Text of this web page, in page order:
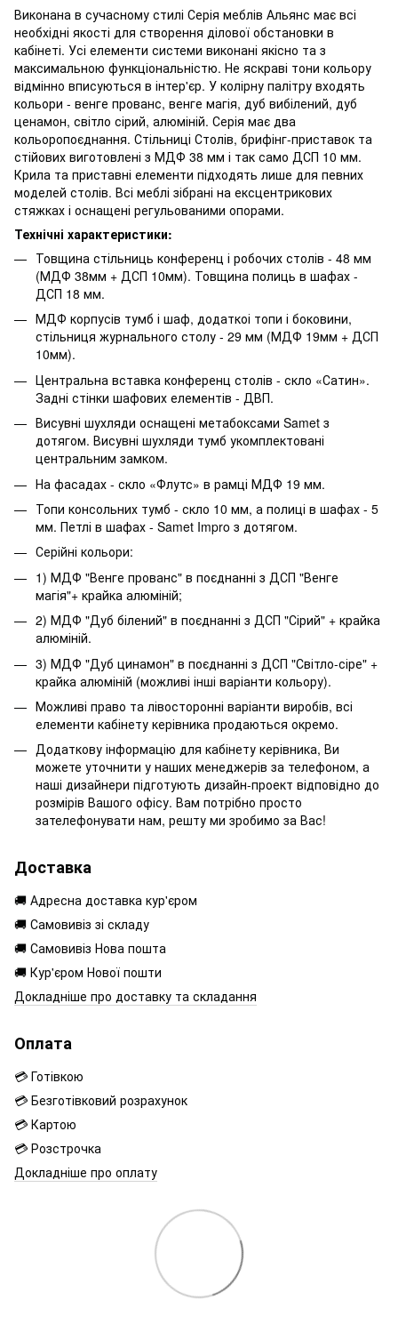
Виконана в сучасному стилі Серія меблів Альянс має всі
необхідні якості для створення ділової обстановки в
кабінеті. Усі елементи системи виконані якісно та з
максимальною функціональністю. Не яскраві тони кольору
відмінно вписуються в інтер'єр. У колірну палітру входять
кольори - венге прованс, венге магія, дуб вибілений, дуб
ценамон, світло сірий, алюміній. Серія має два
кольоропоєднання. Стільниці Столів, брифінг-приставок та
стійових виготовлені з МДФ 38 мм і так само ДСП 10 мм.
Крила та приставні елементи підходять лише для певних
моделей столів. Всі меблі зібрані на ексцентрикових
стяжках і оснащені регульованими опорами.
Технічні характеристики:
Товщина стільниць конференц і робочих столів - 48 мм
(МДФ 38мм + ДСП 10мм). Товщина полиць в шафах -
ДСП 18 мм.
МДФ корпусів тумб і шаф, додаткоі топи і боковини,
стільниця журнального столу - 29 мм (МДФ 19мм + ДСП
10мм).
Центральна вставка конференц столів - скло «Сатин».
Задні стінки шафових елементів - ДВП.
Висувні шухляди оснащені метабоксами Samet з
дотягом. Висувні шухляди тумб укомплектовані
центральним замком.
На фасадах - скло «Флутс» в рамці МДФ 19 мм.
Топи консольних тумб - скло 10 мм, а полиці в шафах - 5
мм. Петлі в шафах - Samet Impro з дотягом.
Серійні кольори:
1) МДФ "Венге прованс" в поєднанні з ДСП "Венге
магія"+ крайка алюміній;
2) МДФ "Дуб білений" в поєднанні з ДСП "Сірий" + крайка
алюміній.
3) МДФ "Дуб цинамон" в поєднанні з ДСП "Світло-сіре" +
крайка алюміній (можливі інші варіанти кольору).
Можливі право та лівосторонні варіанти виробів, всі
елементи кабінету керівника продаються окремо.
Додаткову інформацію для кабінету керівника, Ви
можете уточнити у наших менеджерів за телефоном, а
наші дизайнери підготують дизайн-проект відповідно до
розмірів Вашого офісу. Вам потрібно просто
зателефонувати нам, решту ми зробимо за Вас!
Доставка
🚚 Адресна доставка кур'єром
🚚 Самовивіз зі складу
🚚 Самовивіз Нова пошта
🚚 Кур'єром Нової пошти
Докладніше про доставку та складання
Оплата
💳 Готівкою
💳 Безготівковий розрахунок
💳 Картою
💳 Розстрочка
Докладніше про оплату